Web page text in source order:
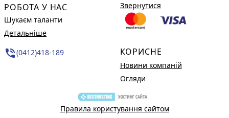
РОБОТА У НАС
Шукаєм таланти
Детальніше
phone_in_talk(0412)418-189
Звернутися
КОРИСНЕ
Новини компаній
Огляди
Правила користування сайтом